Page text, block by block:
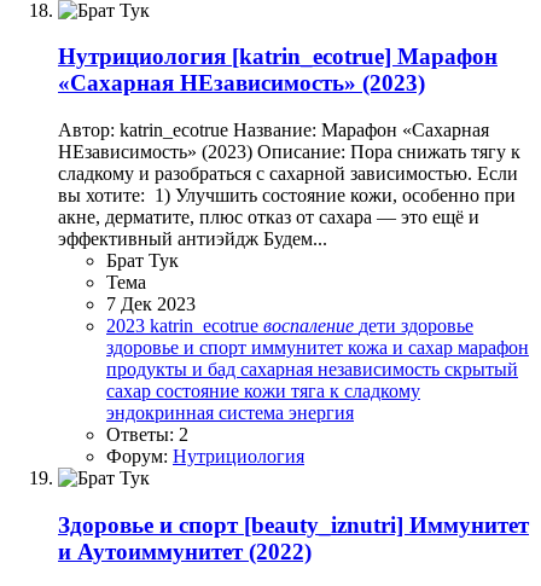
Нутрициология [katrin_ecotrue] Марафон
«Сахарная НЕзависимость» (2023)
Автор: katrin_ecotrue Название: Марафон «Сахарная
НЕзависимость» (2023) Описание: Пора снижать тягу к
сладкому и разобраться с сахарной зависимостью. Если
вы хотите: ‌ 1) Улучшить состояние кожи, особенно при
акне, дерматите, плюс отказ от сахара — это ещё и
эффективный антиэйдж ‌Будем...
Брат Тук
Тема
7 Дек 2023
2023 katrin_ecotrue воспаление дети здоровье
здоровье и спорт иммунитет кожа и сахар марафон
продукты и бад сахарная независимость скрытый
сахар состояние кожи тяга к сладкому
эндокринная система энергия
Ответы: 2
Форум: Нутрициология
Здоровье и спорт [beauty_iznutri] Иммунитет
и Аутоиммунитет (2022)